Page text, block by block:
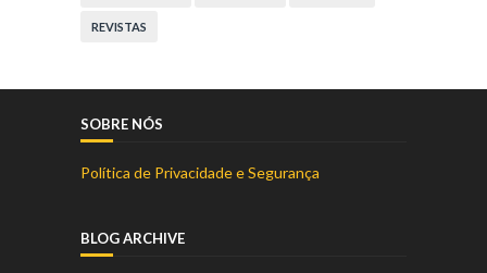
REVISTAS
SOBRE NÓS
Política de Privacidade e Segurança
BLOG ARCHIVE